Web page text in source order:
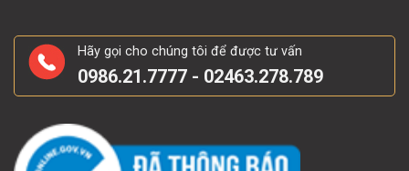
Hãy gọi cho chúng tôi để được tư vấn
0986.21.7777 - 02463.278.789